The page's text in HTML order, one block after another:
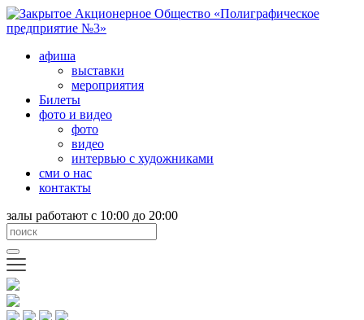
афиша
выставки
мероприятия
Билеты
фото и видео
фото
видео
интервью с художниками
сми о нас
контакты
залы работают с 10:00 до 20:00